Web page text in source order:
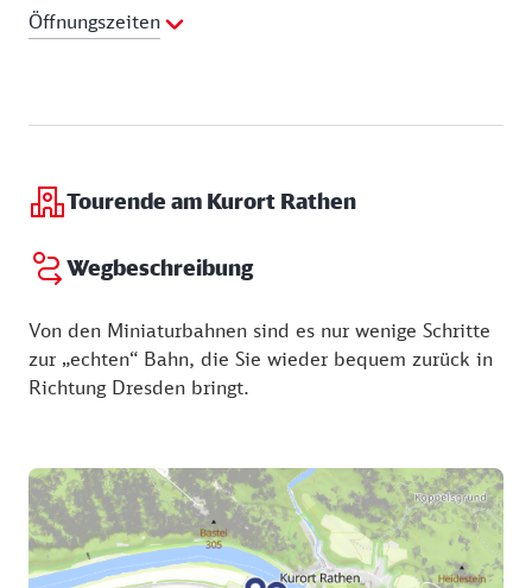
Telefon:035021 59428
Webseite:http://www.eisenbahnwelten-rathen.de
Öffnungszeiten
Mittwoch:10:30 - 18:00 Uhr
Freitag:
Samstag: 10:30 - 18:00 Uhr
Tourende am Kurort Rathen
Wegbeschreibung
Von den Miniaturbahnen sind es nur wenige Schritte
zur „echten“ Bahn, die Sie wieder bequem zurück in
Richtung Dresden bringt.